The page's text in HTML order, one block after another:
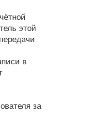
этой
в
за